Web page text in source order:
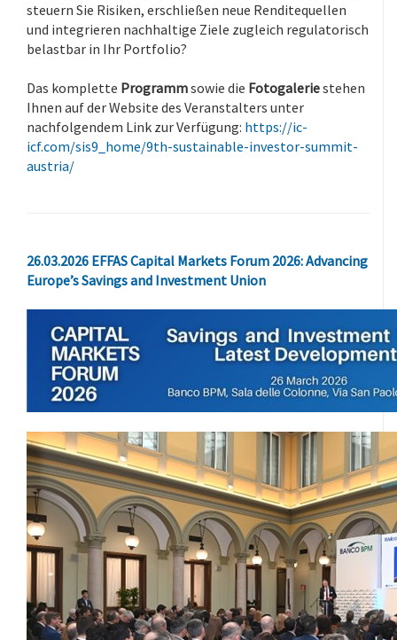
steuern Sie Risiken, erschließen neue Renditequellen
und integrieren nachhaltige Ziele zugleich regulatorisch
belastbar in Ihr Portfolio?
Das komplette Programmsowie die Fotogaleriestehen
Ihnen auf der Website des Veranstalters unter
nachfolgendem Link zur Verfügung: https://ic-
icf.com/sis9_home/9th-sustainable-investor-summit-
austria/
26.03.2026 EFFAS Capital Markets Forum 2026: Advancing
Europe’s Savings and Investment Union